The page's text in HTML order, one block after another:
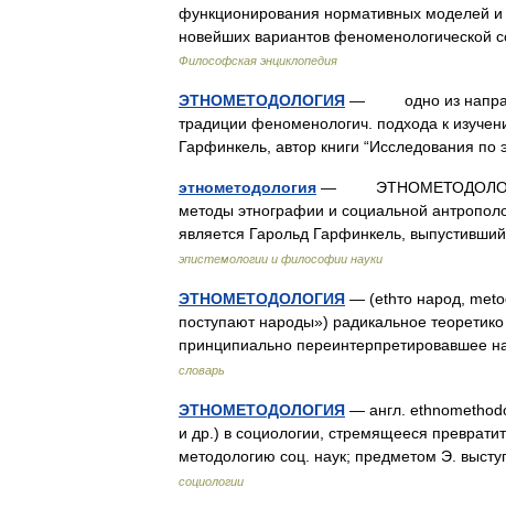
функционирования нормативных моделей и
новейших вариантов
Философская энциклопедия
ЭТНОМЕТОДОЛОГИЯ — одно из
традиции феноменологич. подхода к
Гарфинкель, автор книги “Исследования
этнометодология — ЭТНОМЕТОДОЛОГИЯ
методы этнографии и социальной
является Гарольд Гарфинкель,
эпистемологии и философии науки
ЭТНОМЕТОДОЛОГИЯ — (ethто народ,
поступают народы») радикальное
принципиально
словарь
ЭТНОМЕТОДОЛОГИЯ — англ.
и др.) в социологии, стремящееся
методологию соц. наук; предметом Э.
социологии